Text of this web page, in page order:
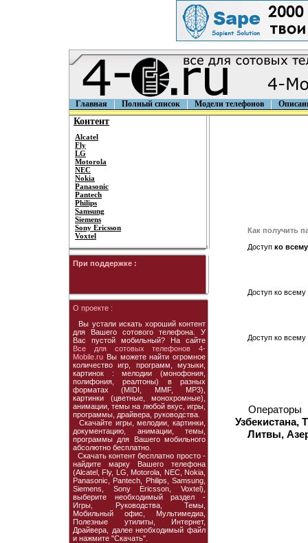
Главная Полный список Модели телефонов
Контент
Alcatel
Fly
LG
Motorola
NEC
Nokia
Panasonic
Pantech
Philips
Samsung
Siemens
Sony Ericsson
Voxtel
При поддержке :
О проекте :
Вы устали искать хороший контент
для Вашего сотового телефона. У
Вас пустой мобильный? На сайте
Все для сотовых телефонов 4-
Mobile.ru Вы можете найти огромное
количество игр, программ, музыки,
картинок : мелодии (монофония,
полифония, реалтоны) в разных
форматах (MIDI, MMF, MP3),
картинки (цветные, монохромные),
анимации, темы на любой вкус, игры,
программы, драйвера, руководства.
Скачайте игры, мелодии, картинки,
документацию, анимации, темы,
программы для Вашего мобильного
абсолютно бесплатно.
Скачать контент бесплатно просто -
найдите марку Вашего телефона
(Alcatel, Fly, LG, Motorola, NEC, Nokia,
Panasonic, Pantech, Philips, Samsung,
Siemens, Sony Ericsson, Voxtel),
выберите необходимый раздел -
Игры, Руководства, Темы,
Мобильный офис, Мультимедиа,
Полезные утилиты, Интернет,
Драйвера, далее необходимый файл
и нажмите "Скачать".
Как получить
Доступ ко
Доступ ко всему
Доступ ко
Операторы
Узбекистана,
Литвы,